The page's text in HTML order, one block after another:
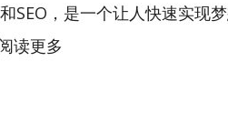
SEO，是一个让人快速实现
读更多